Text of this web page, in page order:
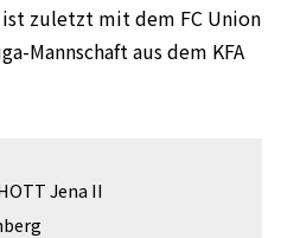
zuletzt mit dem FC Union
Mannschaft aus dem KFA
Jena II